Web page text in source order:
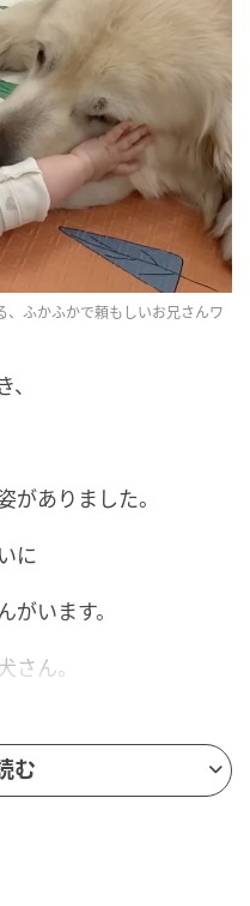
、ふかふかで頼もしいお兄さんワ
がありました。
に
います。
さん。
む